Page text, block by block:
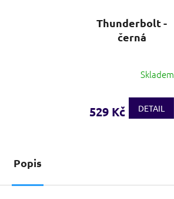
Thunderbolt -
černá
Skladem
529 Kč DETAIL
Popis